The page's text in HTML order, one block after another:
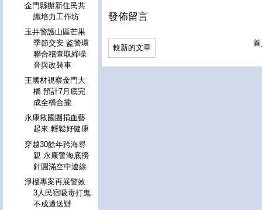
發佈留言
較新的文章
金門縣辦新住民共
識培力工作坊
玉井警護山區芒果
季節交安 監警環
聯合稽查取締噪
音與改裝車
王國材視察金門大
橋 預計7月底完
成全橋合攏
永康救國團捐血藝
起來 輕鬆好健康
穿越30餘年跨海尋
親 永康警海底撈
針圓滿空中連線
淨樓專案再展警效
3人民宿吸毒打鬼
不成遭送辦